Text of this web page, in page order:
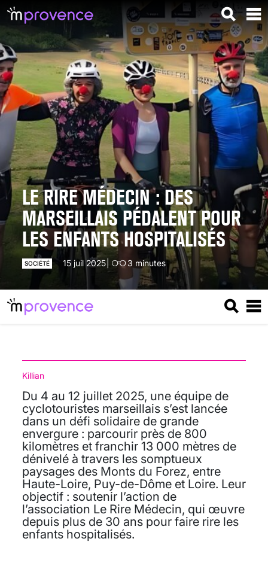
LE RIRE MÉDECIN : DES
MARSEILLAIS PÉDALENT POUR
LES ENFANTS HOSPITALISÉS
SOCIÉTÉ 15 juil 2025 3 minutes
Du 4 au 12 juillet 2025, une équipe de
cyclotouristes marseillais s’est lancée
dans un défi solidaire de grande
envergure : parcourir près de 800
kilomètres et franchir 13 000 mètres de
dénivelé à travers les somptueux
paysages des Monts du Forez, entre
Haute-Loire, Puy-de-Dôme et Loire. Leur
objectif : soutenir l’action de
l’association Le Rire Médecin, qui œuvre
depuis plus de 30 ans pour faire rire les
enfants hospitalisés.
Killian